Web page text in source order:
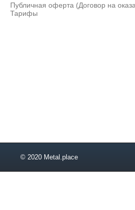
6,3
11
Публичная оферта (Договор на
Тарифы
© 2020 Metal.place